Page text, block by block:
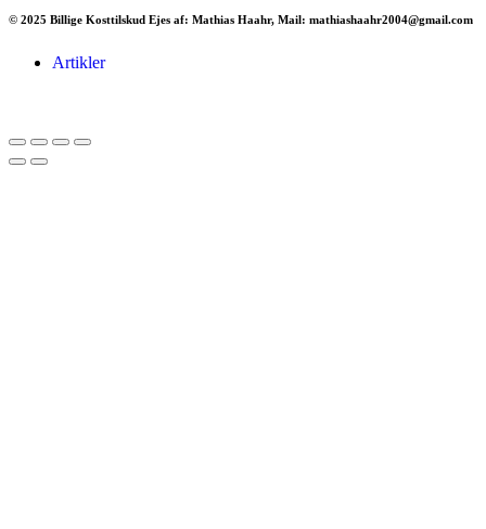
© 2025 Billige Kosttilskud Ejes af: Mathias Haahr, Mail: mathiashaahr2004@gmail.com
Artikler